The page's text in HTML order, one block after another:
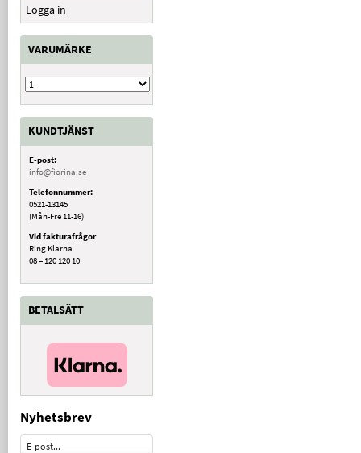
Logga in
VARUMÄRKE
KUNDTJÄNST
E-post:
info@fiorina.se
Telefonnummer:
0521-13145
(Mån-Fre 11-16)
Vid fakturafrågor
Ring Klarna
08 – 120 120 10
BETALSÄTT
Nyhetsbrev